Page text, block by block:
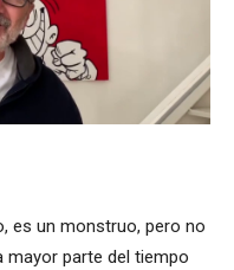
es un monstruo, pero no
mayor parte del tiempo